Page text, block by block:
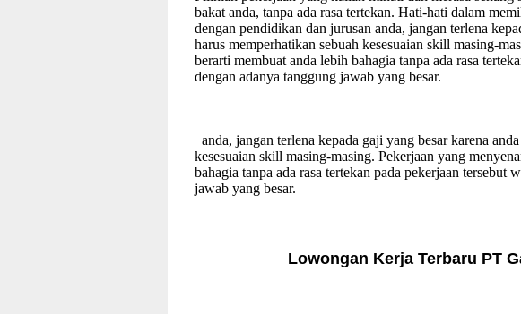
bakat anda, tanpa ada rasa tertekan. Hati-hati dalam
dengan pendidikan dan jurusan anda, jangan terlena
harus memperhatikan sebuah kesesuaian skill masing-
berarti membuat anda lebih bahagia tanpa ada rasa
dengan adanya tanggung jawab yang besar.
anda, jangan terlena kepada gaji yang besar karena
kesesuaian skill masing-masing. Pekerjaan yang
bahagia tanpa ada rasa tertekan pada pekerjaan tersebut
jawab yang besar.
Lowongan Kerja Terbaru PT